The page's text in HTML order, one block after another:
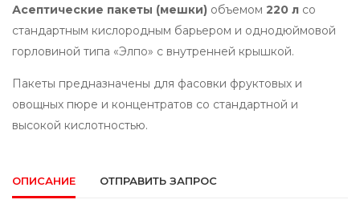
Асептические пакеты (мешки) объемом 220 л со
стандартным кислородным барьером и однодюймовой
горловиной типа «Элпо» с внутренней крышкой.
Пакеты предназначены для фасовки фруктовых и
овощных пюре и концентратов со стандартной и
высокой кислотностью.
ОПИСАНИЕ ОТПРАВИТЬ ЗАПРОС